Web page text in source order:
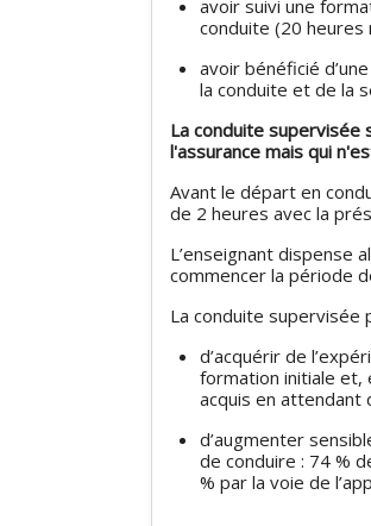
avoir suivi une
conduite (20
avoir bénéficié
la conduite et de la
La conduite supervisée
l'assurance mais qui
Avant le départ en
de 2 heures avec la
L’enseignant dispense
commencer la période
La conduite supervisée
d’acquérir de
formation initiale et,
acquis en attendant
d’augmenter
de conduire : 74 %
% par la voie de